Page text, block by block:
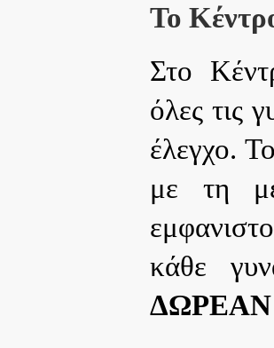
Το
Στο
όλες τις
έλεγχο.
με τη
κάθε
ΔΩΡΕΑΝ